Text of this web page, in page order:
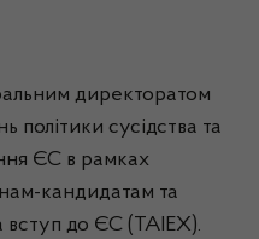
директоратом
політики сусідства та
ЄС в рамках
кандидатам та
вступ до ЄС (TAIEX).